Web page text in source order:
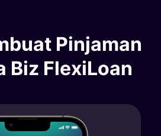
Pinjaman
Biz FlexiLoan